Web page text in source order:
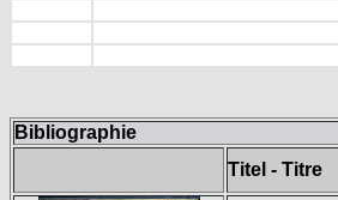
Bibliographie
Titel - Titre